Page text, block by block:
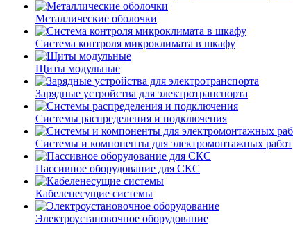
Металлические оболочки
Система контроля микроклимата в шкафу
Щиты модульные
Зарядные устройства для электротранспорта
Системы распределения и подключения
Системы и компоненты для электромонтажных работ
Пассивное оборудование для СКС
Кабеленесущие системы
Электроустановочное оборудование